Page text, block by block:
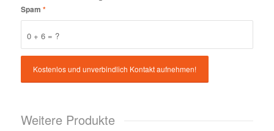
0 + 6 = ?
Spam *
Weitere Produkte